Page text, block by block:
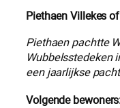
Piethaen Villekes
Piethaen pachtte
Wubbelsstedeken
een jaarlijkse
Volgende